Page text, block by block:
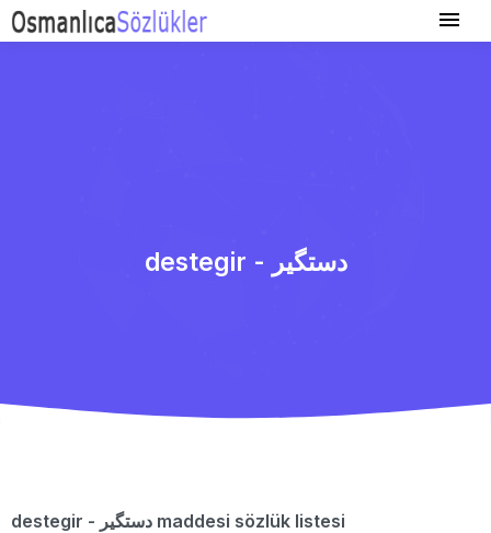
destegir - دستگیر
destegir - دستگیر maddesi sözlük listesi